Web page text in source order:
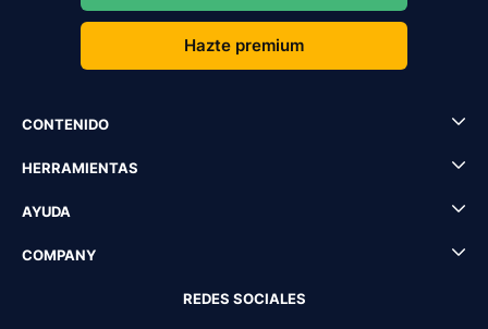
Hazte premium
CONTENIDO
HERRAMIENTAS
AYUDA
COMPANY
REDES SOCIALES